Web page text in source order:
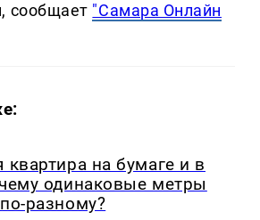
сообщает "Самара Онлайн
квартира на бумаге и в
одинаковые метры
разному?